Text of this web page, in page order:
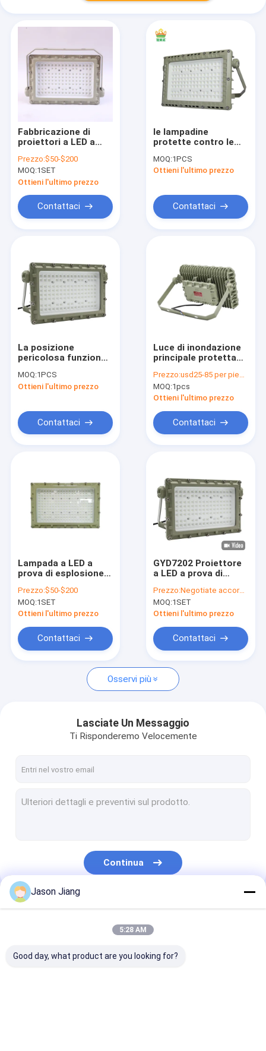
Video
Circa noi
Contattici
Notizie
Alte luci protette contro le esplosioni della baia del LED
Luce di inondazione protetta contro le esplosioni del LED
Scatola di giunzione protetta contro le esplosioni
Commutatore protetto contro le esplosioni
Spina ed incavo protetti contro le esplosioni
Fabbricazione di
proiettori a LED a
IP66 con opzioni CCT
da 3000-5700K e
durata di vita di
50000H
Prezzo:$50-$200
MOQ:1SET
Ottieni l'ultimo prezzo
Contattaci
le lampadine
protette contro le
proiettore LED 200
watt hanno condotto
120 gradi
MOQ:1PCS
Ottieni l'ultimo prezzo
Contattaci
La posizione
pericolosa funziona
protetta contro le
esplosioni del LED
MOQ:1PCS
Ottieni l'ultimo prezzo
Contattaci
Luce di inondazione
principale protetta
impermeabile Ip65
10W 20W 50W 100W
200w
Prezzo:usd25-85 per piece
MOQ:1pcs
Ottieni l'ultimo prezzo
Contattaci
Lampada a LED a
prova di esplosione
luminosa con durata
prolungata superiore
a 50000 ore
Prezzo:$50-$200
MOQ:1SET
Ottieni l'ultimo prezzo
Contattaci
GYD7202 Proiettore
a LED a prova di
zona 1/2 100W
135lm/W 4000K
Prezzo:Negotiate according to buyer's requirements
MOQ:1SET
Ottieni l'ultimo prezzo
Contattaci
Osservi più
Lasciate Un Messaggio
Ti Risponderemo Velocemente
Continua
Le Nostre Categorie
Jason Jiang
5:28 AM
Good day, what product are you looking for?